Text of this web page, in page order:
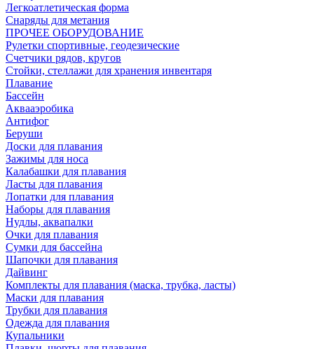
Легкоатлетическая форма
Снаряды для метания
ПРОЧЕЕ ОБОРУДОВАНИЕ
Рулетки спортивные, геодезические
Счетчики рядов, кругов
Стойки, стеллажи для хранения инвентаря
Плавание
Бассейн
Аквааэробика
Антифог
Беруши
Доски для плавания
Зажимы для носа
Калабашки для плавания
Ласты для плавания
Лопатки для плавания
Наборы для плавания
Нудлы, аквапалки
Очки для плавания
Сумки для бассейна
Шапочки для плавания
Дайвинг
Комплекты для плавания (маска, трубка, ласты)
Маски для плавания
Трубки для плавания
Одежда для плавания
Купальники